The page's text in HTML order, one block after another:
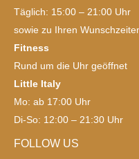
Täglich: 15:00 – 21:00 Uhr
sowie zu Ihren
Fitness
Rund um die Uhr geöffnet
Little Italy
Mo: ab 17:00 Uhr
Di-So: 12:00 – 21:30 Uhr
FOLLOW US